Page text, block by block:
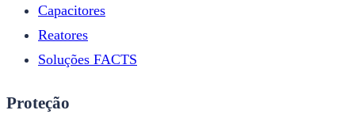
Capacitores
Reatores
Soluções FACTS
Proteção